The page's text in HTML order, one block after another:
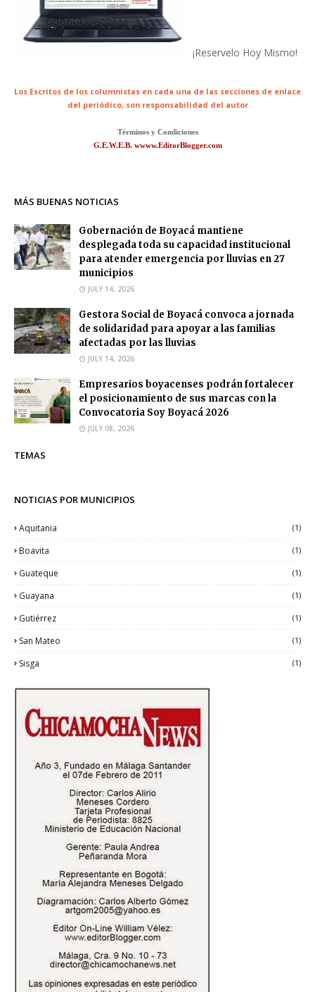
¡Reservelo Hoy Mismo!
Los Escritos de los columnistas en cada una de las secciones de enlace
del periódico, son responsabilidad del autor
Términos y Condiciones
G.E.W.E.B. wwww.EditorBlogger.com
MÁS BUENAS NOTICIAS
Gobernación de Boyacá mantiene
desplegada toda su capacidad institucional
para atender emergencia por lluvias en 27
municipios
JULY 14, 2026
Gestora Social de Boyacá convoca a jornada
de solidaridad para apoyar a las familias
afectadas por las lluvias
JULY 14, 2026
Empresarios boyacenses podrán fortalecer
el posicionamiento de sus marcas con la
Convocatoria Soy Boyacá 2026
JULY 08, 2026
TEMAS
NOTICIAS POR MUNICIPIOS
Aquitania (1)
Boavita (1)
Guateque (1)
Guayana (1)
Gutiérrez (1)
San Mateo (1)
Sisga (1)